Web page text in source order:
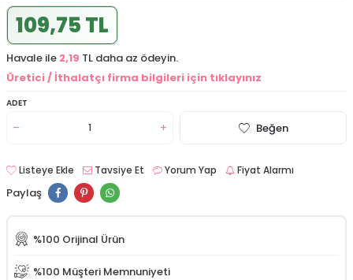
109,75 TL
Havale ile 2,19 TL daha az ödeyin.
Üretici / İthalatçı firma bilgileri için tıklayınız
ADET
Beğen
Listeye Ekle Tavsiye Et Yorum Yap Fiyat Alarmı
Paylaş
%100 Orijinal Ürün
%100 Müşteri Memnuniyeti